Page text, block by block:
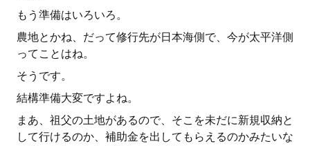
もう準備はいろいろ。
農地とかね、だって修行先が日本海側で、今が太平洋側
ってことはね。
そうです。
結構準備大変ですよね。
まあ、祖父の土地があるので、そこを未だに新規収納と
して行けるのか、補助金を出してもらえるのかみたいな